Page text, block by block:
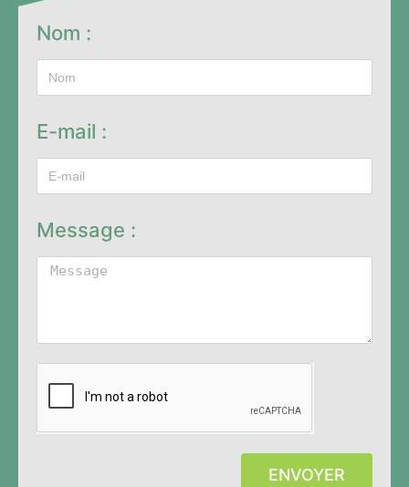
Nom :
E-mail :
Message :
ENVOYER